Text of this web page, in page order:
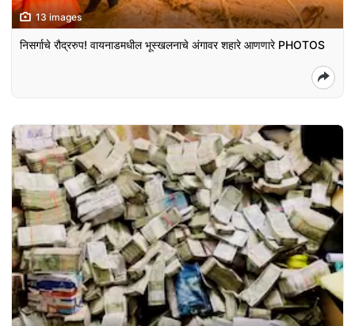
13 images
निसर्गाचे रौद्ररुप! वायनाडमधील भूस्खलनाचे अंगावर शहारे आणणारे PHOTOS